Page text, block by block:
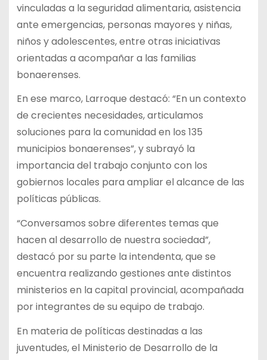
vinculadas a la seguridad alimentaria, asistencia
ante emergencias, personas mayores y niñas,
niños y adolescentes, entre otras iniciativas
orientadas a acompañar a las familias
bonaerenses.
En ese marco, Larroque destacó: “En un contexto
de crecientes necesidades, articulamos
soluciones para la comunidad en los 135
municipios bonaerenses”, y subrayó la
importancia del trabajo conjunto con los
gobiernos locales para ampliar el alcance de las
políticas públicas.
“Conversamos sobre diferentes temas que
hacen al desarrollo de nuestra sociedad”,
destacó por su parte la intendenta, que se
encuentra realizando gestiones ante distintos
ministerios en la capital provincial, acompañada
por integrantes de su equipo de trabajo.
En materia de políticas destinadas a las
juventudes, el Ministerio de Desarrollo de la